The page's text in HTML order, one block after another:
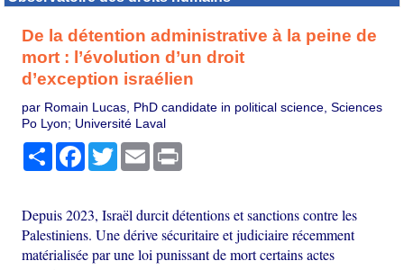
De la détention administrative à la peine de
mort : l’évolution d’un droit
d’exception israélien
par Romain Lucas, PhD candidate in political science, Sciences
Po Lyon; Université Laval
PartagerFacebook
TwitterEmail
Depuis 2023, Israël durcit détentions et sanctions contre les
Palestiniens. Une dérive sécuritaire et judiciaire récemment
matérialisée par une loi punissant de mort certains actes